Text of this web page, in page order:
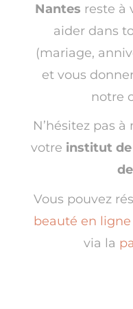
Nantes reste à
aider dans
(mariage,
et vous
notre
N’hésitez pas
votre institut
Vous pouvez
beauté en ligne
via la